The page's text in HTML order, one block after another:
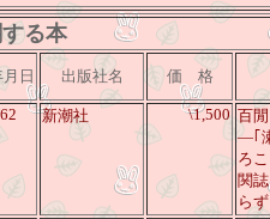
る本
日 出版社名 価 格
新潮社 \1,500 百
―｢
ろ
関
ら